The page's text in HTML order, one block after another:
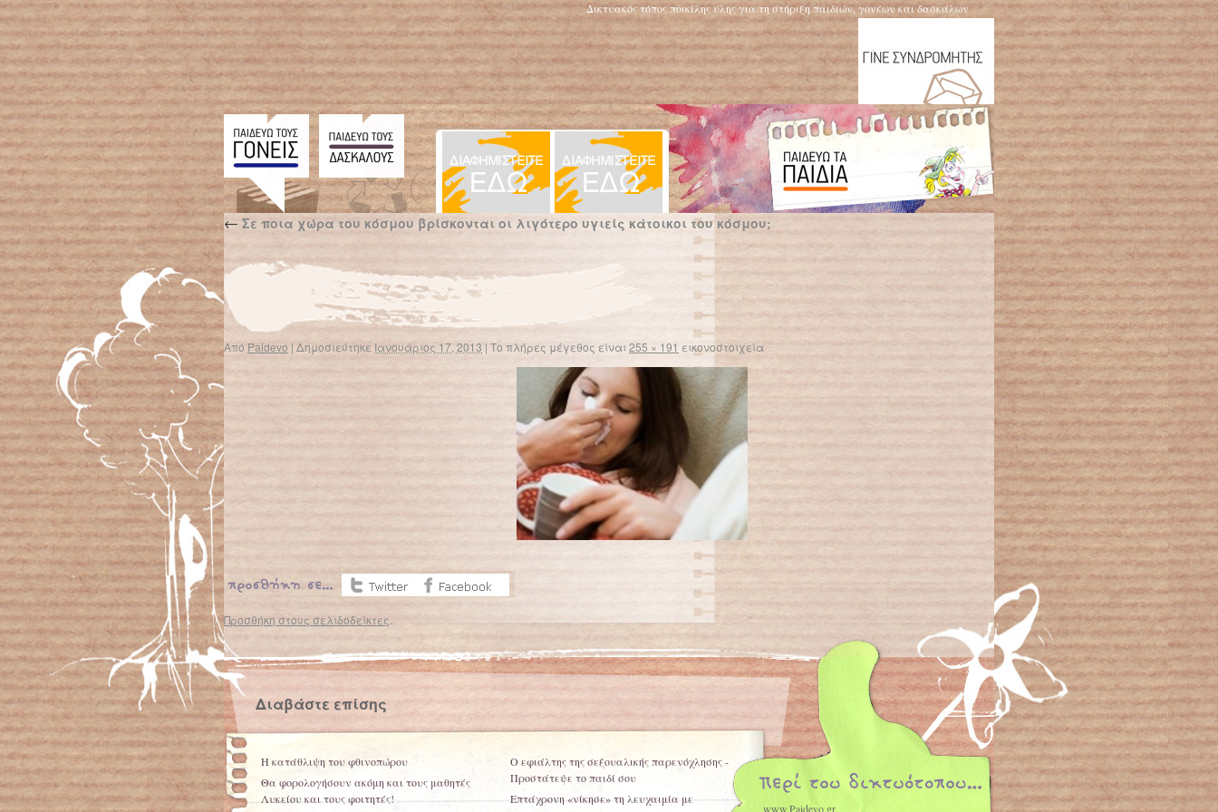
Δικτυακός τόπος ποικίλης ύλης για τη στήριξη παιδιών, γονέων και δασκάλων
← Σε ποια χώρα του κόσμου βρίσκονται οι λιγότερο υγιείς κάτοικοι του κόσμου;
Από Paidevo | Δημοσιεύτηκε Ιανουάριος 17, 2013 | Το πλήρες μέγεθος είναι255 × 191 εικονοστοιχεία
Προσθήκη στους σελιδοδείκτες
Διαβάστε επίσης
Η κατάθλιψη του φθινοπώρου
Θα φορολογήσουν ακόμη και τους μαθητές
Λυκείου και τους φοιτητές!
Ο εφιάλτης της σεξουαλικής παρενόχλησης -
Προστάτεψε το παιδί σου
Επτάχρονη «νίκησε» τη λευχαιμία με
www.Paidevo.gr